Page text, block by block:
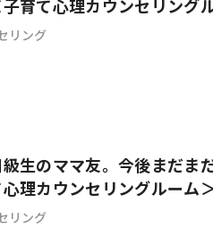
育て心理カウンセリング
リング
生のママ友。今後まだま
理カウンセリングルーム
リング